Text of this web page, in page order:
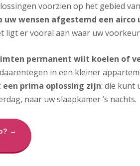
voorzien op het gebied
uw wensen afgestemd een
ligt er vooral aan waar uw
permanent wilt koelen of
in een kleiner
prima oplossing zijn: die kunt
naar uw slaapkamer ’s nachts.
→